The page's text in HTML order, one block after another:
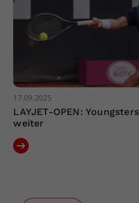
17.09.2025
LAYJET-OPEN:
weiter